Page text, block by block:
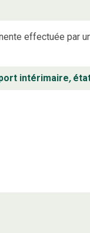
effectuée par
intérimaire,